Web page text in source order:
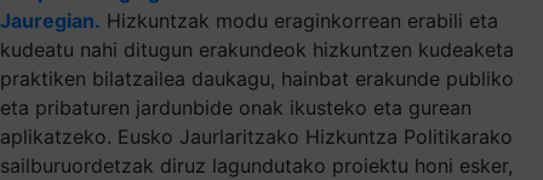
Jauregian. Hizkuntzak modu eraginkorrean erabili eta
kudeatu nahi ditugun erakundeok hizkuntzen kudeaketa
praktiken bilatzailea daukagu, hainbat erakunde publiko
eta pribaturen jardunbide onak ikusteko eta gurean
aplikatzeko. Eusko Jaurlaritzako Hizkuntza Politikarako
sailburuordetzak diruz lagundutako proiektu honi esker,